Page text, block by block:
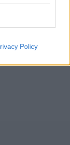
Policy